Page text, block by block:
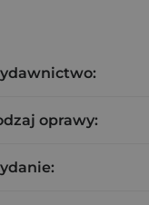
oprawy: